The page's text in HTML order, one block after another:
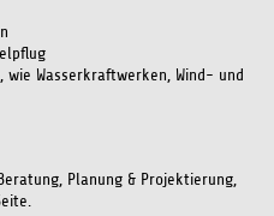
wie Wasserkraftwerken, Wind- und
Planung & Projektierung,
Funktion der
Einverständnis-Optionen